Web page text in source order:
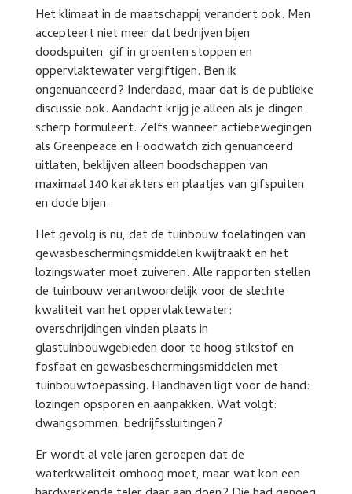
Het klimaat in de maatschappij verandert ook. Men
accepteert niet meer dat bedrijven bijen
doodspuiten, gif in groenten stoppen en
oppervlaktewater vergiftigen. Ben ik
ongenuanceerd? Inderdaad, maar dat is de publieke
discussie ook. Aandacht krijg je alleen als je dingen
scherp formuleert. Zelfs wanneer actiebewegingen
als Greenpeace en Foodwatch zich genuanceerd
uitlaten, beklijven alleen boodschappen van
maximaal 140 karakters en plaatjes van gifspuiten
en dode bijen.
Het gevolg is nu, dat de tuinbouw toelatingen van
gewasbeschermingsmiddelen kwijtraakt en het
lozingswater moet zuiveren. Alle rapporten stellen
de tuinbouw verantwoordelijk voor de slechte
kwaliteit van het oppervlaktewater:
overschrijdingen vinden plaats in
glastuinbouwgebieden door te hoog stikstof en
fosfaat en gewasbeschermingsmiddelen met
tuinbouwtoepassing. Handhaven ligt voor de hand:
lozingen opsporen en aanpakken. Wat volgt:
dwangsommen, bedrijfssluitingen?
Er wordt al vele jaren geroepen dat de
waterkwaliteit omhoog moet, maar wat kon een